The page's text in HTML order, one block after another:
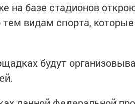
на базе стадионов
тем видам спорта,
будут